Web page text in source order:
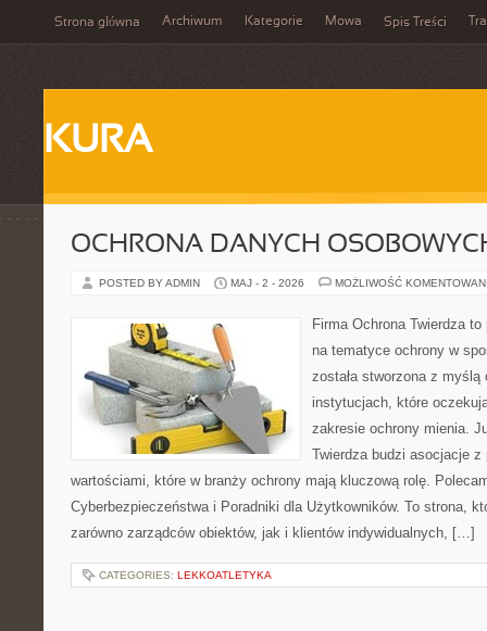
Strona główna Archiwum Kategorie Mowa Spis Treści
KURA
OCHRONA DANYCH
POSTED BY ADMIN MAJ - 2 - 2026 MOŻLIWOŚĆ
Firma Ochrona Twierdza
na tematyce ochrony w
została stworzona z
instytucjach, które
zakresie ochrony mienia.
Twierdza budzi asocjacje
wartościami, które w branży ochrony mają kluczową rolę.
Cyberbezpieczeństwa i Poradniki dla Użytkowników. To strona,
zarówno zarządców obiektów, jak i klientów indywidualnych, […]
CATEGORIES: LEKKOATLETYKA